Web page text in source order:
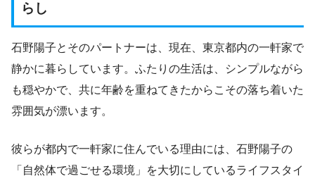
らし
石野陽子とそのパートナーは、現在、東京都内の一軒家で
静かに暮らしています。ふたりの生活は、シンプルながら
も穏やかで、共に年齢を重ねてきたからこその落ち着いた
雰囲気が漂います。
彼らが都内で一軒家に住んでいる理由には、石野陽子の
「自然体で過ごせる環境」を大切にしているライフスタイ